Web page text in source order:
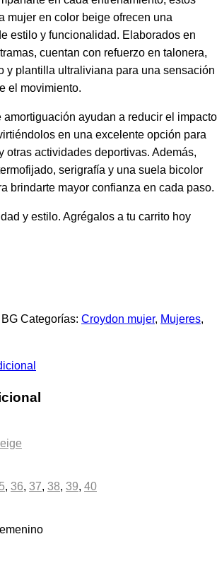
mujer en color beige ofrecen una
estilo y funcionalidad. Elaborados en
cuentan con refuerzo en talonera,
y plantilla ultraliviana para una sensación
el movimiento.
amortiguación ayudan a reducir el impacto
en una excelente opción para
otras actividades deportivas. Además,
serigrafía y una suela bicolor
brindarte mayor confianza en cada paso.
y estilo. Agrégalos a tu carrito hoy
Categorías: Croydon mujer, Mujeres,
, 36, 37, 38, 39, 40